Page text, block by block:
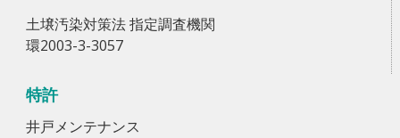
土壌汚染対策法 指定調査機関
環2003-3-3057
特許
井戸メンテナンス